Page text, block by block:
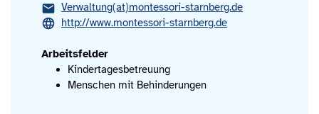
Verwaltung(at)montessori-starnberg.de
http://www.montessori-starnberg.de
Arbeitsfelder
Kindertagesbetreuung
Menschen mit Behinderungen